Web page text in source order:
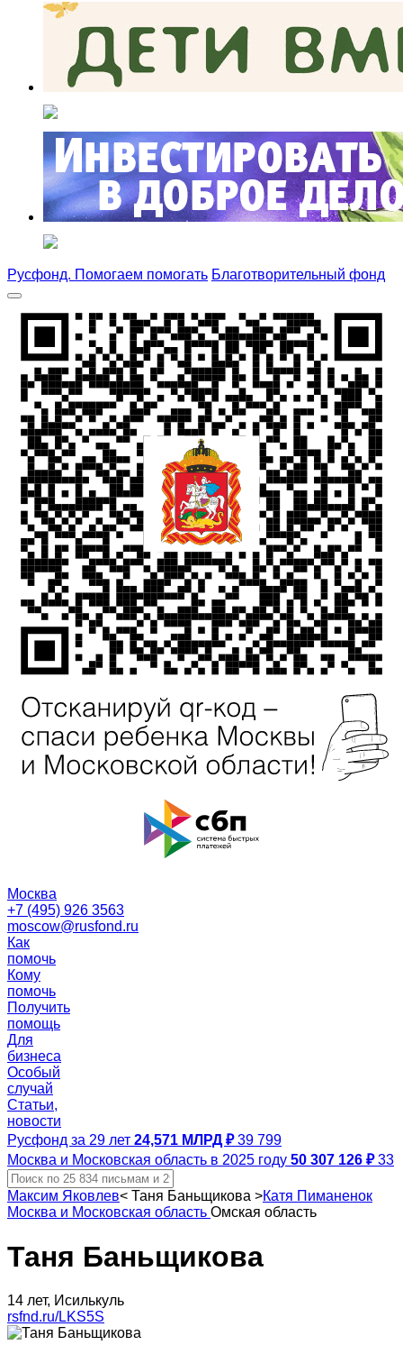
Русфонд. Помогаем помогать Благотворительный фонд
Москва
+7 (495) 926 3563
moscow@rusfond.ru
Как
помочь
Кому
помочь
Получить
помощь
Для
бизнеса
Особый
случай
Статьи,
новости
Русфонд за 29 лет 24,571 МЛРД ₽ 39 799
Москва и Московская область в 2025 году 50 307 126 ₽ 33
Максим Яковлев< Таня Баньщикова >Катя Пиманенок
Москва и Московская область Омская область
Таня Баньщикова
14 лет, Исилькуль
rsfnd.ru/LKS5S